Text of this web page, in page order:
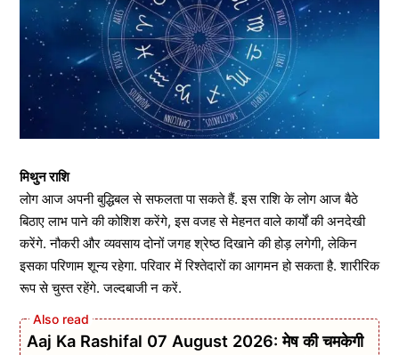
मिथुन राशि
लोग आज अपनी बुद्धिबल से सफलता पा सकते हैं. इस राशि के लोग आज बैठे
बिठाए लाभ पाने की कोशिश करेंगे, इस वजह से मेहनत वाले कार्यों की अनदेखी
करेंगे. नौकरी और व्यवसाय दोनों जगह श्रेष्ठ दिखाने की होड़ लगेगी, लेकिन
इसका परिणाम शून्य रहेगा. परिवार में रिश्तेदारों का आगमन हो सकता है. शारीरिक
रूप से चुस्त रहेंगे. जल्दबाजी न करें.
Aaj Ka Rashifal 07 August 2026: मेष की चमकेगी